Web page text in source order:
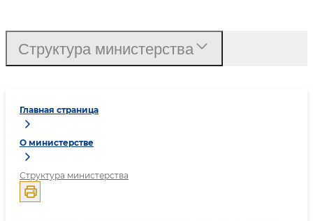
Главная страница
О министерстве
Структура министерства
Структура министерства